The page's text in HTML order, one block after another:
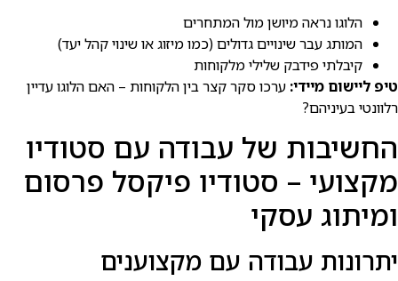
הלוגו נראה מיושן מול המתחרים
המותג עבר שינויים גדולים (כמו מיזוג או שינוי קהל יעד)
קיבלתי פידבק שלילי מלקוחות
טיפ ליישום מיידי: ערכו סקר קצר בין הלקוחות – האם הלוגו עדיין
רלוונטי בעיניהם?
החשיבות של עבודה עם סטודיו
מקצועי – סטודיו פיקסל פרסום
ומיתוג עסקי
יתרונות עבודה עם מקצוענים